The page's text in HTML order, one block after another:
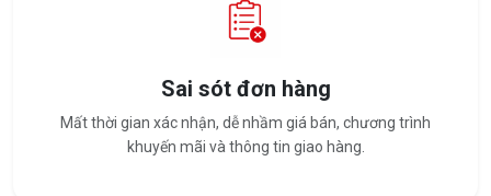
Sai sót đơn hàng
Mất thời gian xác nhận, dễ nhầm giá bán, chương trình
khuyến mãi và thông tin giao hàng.